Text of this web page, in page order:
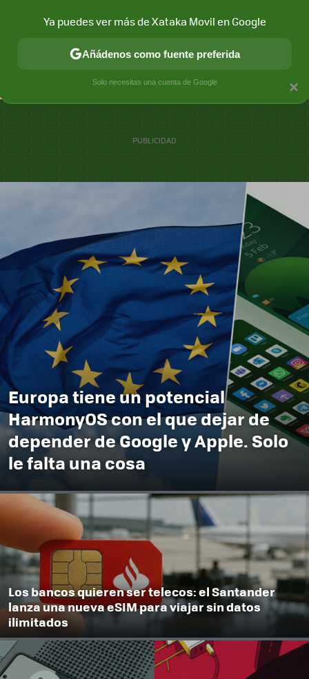
CONECTIVIDAD MÓVIL Y SOCIEDAD APLICACIONES
Europa tiene un potencial
HarmonyOS con el que dejar de
depender de Google y Apple. Solo
le falta una cosa
Los bancos quieren ser telecos: el Santander
lanza una nueva eSIM para viajar sin datos
ilimitados
×
Ya puedes ver más de Xataka Movil en Google
Añádenos como fuente preferida
Solo necesitas una cuenta de Google